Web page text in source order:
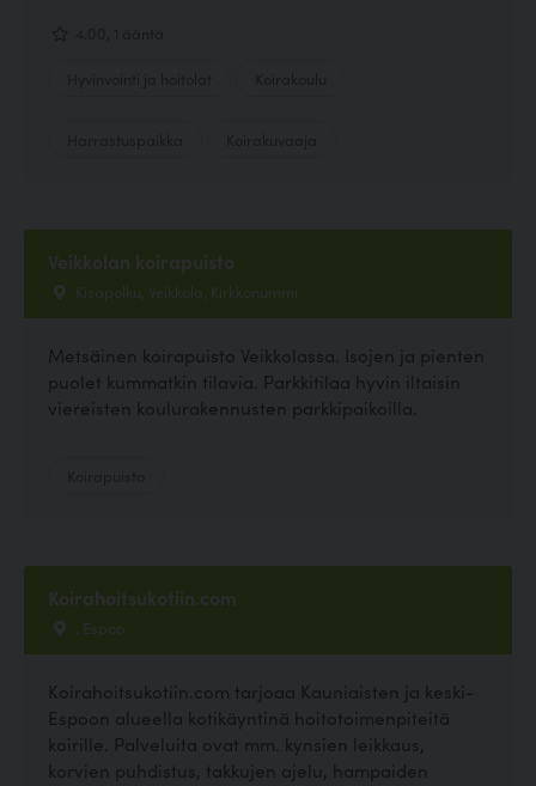
Veikkolan koirapuisto
Kisapolku, Veikkola, Kirkkonummi
Metsäinen koirapuisto Veikkolassa. Isojen ja pienten
puolet kummatkin tilavia. Parkkitilaa hyvin iltaisin
viereisten koulurakennusten parkkipaikoilla.
Koirahoitsukotiin.com
, Espoo
Koirahoitsukotiin.com tarjoaa Kauniaisten ja keski-
Espoon alueella kotikäyntinä hoitotoimenpiteitä
koirille. Palveluita ovat mm. kynsien leikkaus,
korvien puhdistus, takkujen ajelu, hampaiden